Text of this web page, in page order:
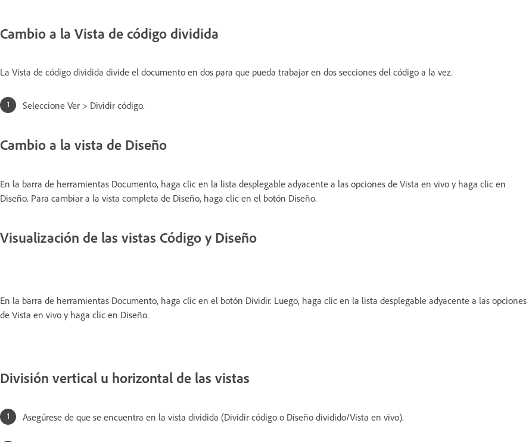
Cambio a la Vista de código dividida
La Vista de código dividida divide el documento en dos para que pueda trabajar en dos secciones del código a la vez.
Seleccione Ver > Dividir código.
Cambio a la vista de Diseño
En la barra de herramientas Documento, haga clic en la lista desplegable adyacente a las opciones de Vista en vivo y haga clic en
Diseño. Para cambiar a la vista completa de Diseño, haga clic en el botón Diseño.
Visualización de las vistas Código y Diseño
En la barra de herramientas Documento, haga clic en el botón Dividir. Luego, haga clic en la lista desplegable adyacente a las opciones
de Vista en vivo y haga clic en Diseño.
División vertical u horizontal de las vistas
Asegúrese de que se encuentra en la vista dividida (Dividir código o Diseño dividido/Vista en vivo).